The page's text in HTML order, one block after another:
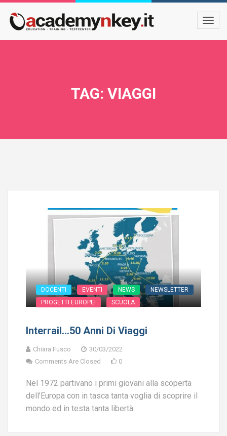
TAG: VIAGGI
DOCENTI EVENTI NEWS
NEWSLETTER
PROGETTI EUROPEI
SCUOLA
Interrail…50 Anni Di Viaggi
Chiara Fusco
30/03/2022
Comments Are Closed
0
Nel 1972 partivano i primi giovani alla scoperta
dell'Europa con in tasca tanta voglia di scoprire il
mondo ed in testa tanta libertà.